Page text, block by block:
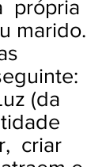
própria
marido.
(da
criar